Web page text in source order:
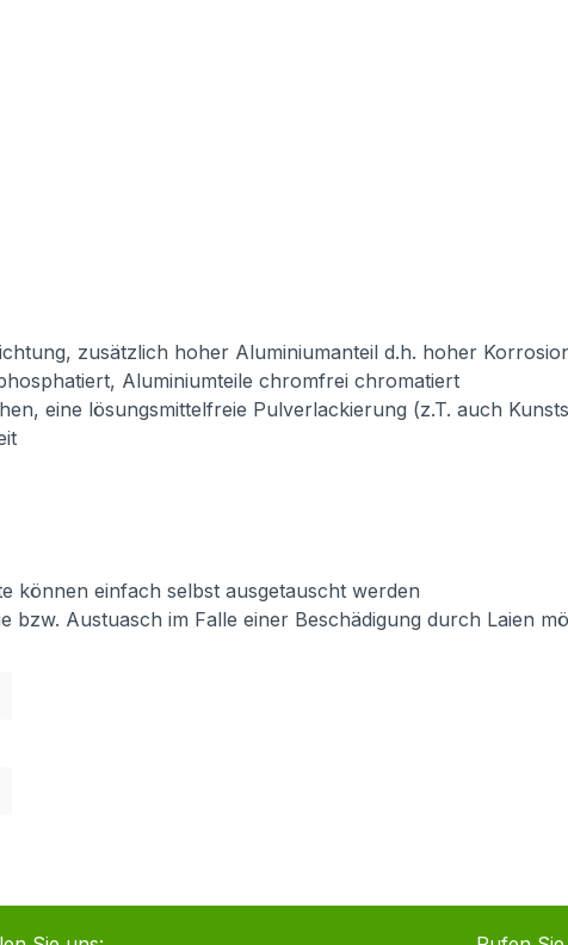
zusätzlich hoher Aluminiumanteil d.h. hoher
Aluminiumteile chromfrei chromatiert
eine lösungsmittelfreie Pulverlackierung (z.T. auch
können einfach selbst ausgetauscht werden
Austuasch im Falle einer Beschädigung durch Laien